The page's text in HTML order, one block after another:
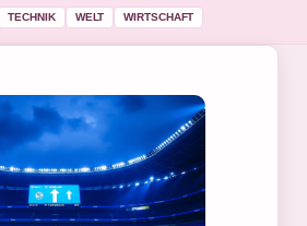
TECHNIK WELT WIRTSCHAFT